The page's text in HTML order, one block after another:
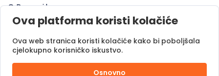
O Pomozi.ba
Pogledaj kampanje
Naše uspješne priče
Pomozi.ba Novosti
Kontaktirajte nas
Ova platforma koristi kolačiće
Ova web stranica koristi kolačiće kako bi poboljšala
cjelokupno korisničko iskustvo.
Osnovno